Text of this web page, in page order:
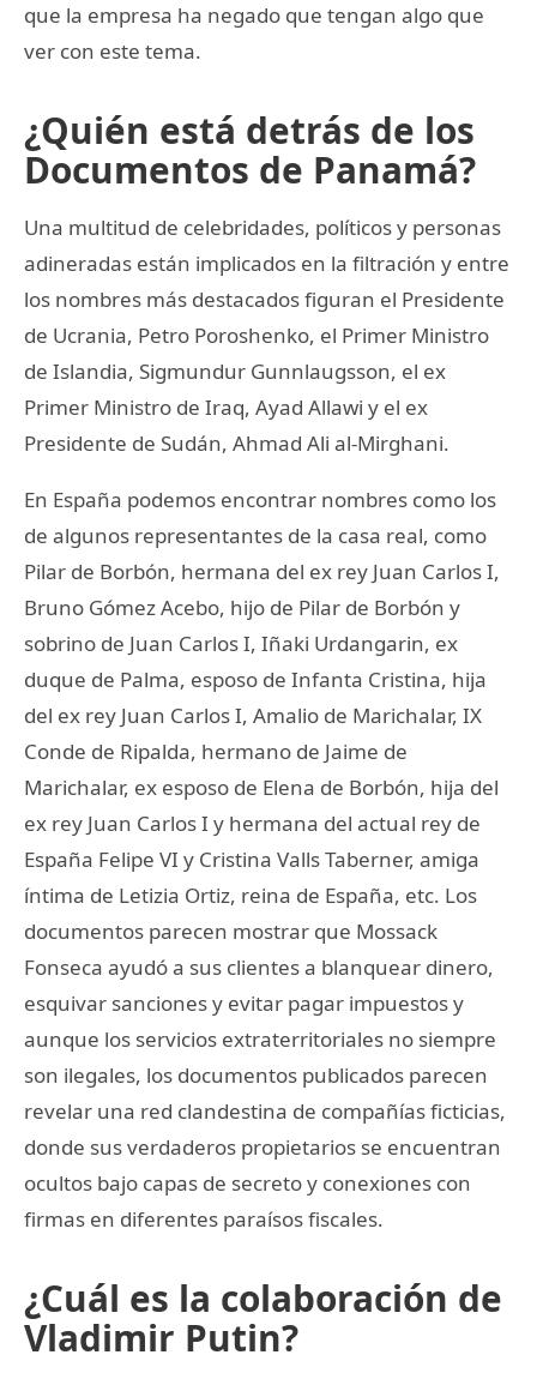
que la empresa ha negado que tengan algo que
ver con este tema.
¿Quién está detrás de los
Documentos de Panamá?
Una multitud de celebridades, políticos y personas
adineradas están implicados en la filtración y entre
los nombres más destacados figuran el Presidente
de Ucrania, Petro Poroshenko, el Primer Ministro
de Islandia, Sigmundur Gunnlaugsson, el ex
Primer Ministro de Iraq, Ayad Allawi y el ex
Presidente de Sudán, Ahmad Ali al-Mirghani.
En España podemos encontrar nombres como los
de algunos representantes de la casa real, como
Pilar de Borbón, hermana del ex rey Juan Carlos I,
Bruno Gómez Acebo, hijo de Pilar de Borbón y
sobrino de Juan Carlos I, Iñaki Urdangarin, ex
duque de Palma, esposo de Infanta Cristina, hija
del ex rey Juan Carlos I, Amalio de Marichalar, IX
Conde de Ripalda, hermano de Jaime de
Marichalar, ex esposo de Elena de Borbón, hija del
ex rey Juan Carlos I y hermana del actual rey de
España Felipe VI y Cristina Valls Taberner, amiga
íntima de Letizia Ortiz, reina de España, etc. Los
documentos parecen mostrar que Mossack
Fonseca ayudó a sus clientes a blanquear dinero,
esquivar sanciones y evitar pagar impuestos y
aunque los servicios extraterritoriales no siempre
son ilegales, los documentos publicados parecen
revelar una red clandestina de compañías ficticias,
donde sus verdaderos propietarios se encuentran
ocultos bajo capas de secreto y conexiones con
firmas en diferentes paraísos fiscales.
¿Cuál es la colaboración de
Vladimir Putin?